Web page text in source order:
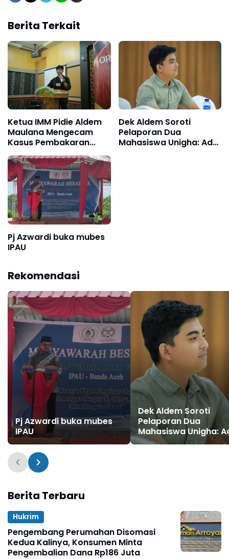
Berita Terkait
Ketua IMM Pidie Aldem
Maulana Mengecam
Kasus Pembakaran
Balai Pengajian Desa
Sangso Samalanga
Dek Aldem Soroti
Pelaporan Dua
Mahasiswa Unigha: Ada
Pj Azwardi buka mubes
IPAU
Rekomendasi
Pj Azwardi buka mubes
IPAU
Dek Aldem Soroti
Pelaporan Dua
Mahasiswa Unigha:
Upaya Membungkam
Berita Terbaru
Hukrim
Pengembang Perumahan Disomasi
Kedua Kalinya, Konsumen Minta
Pengembalian Dana Rp186 Juta